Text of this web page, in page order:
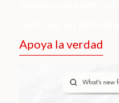
Apoya la verdad